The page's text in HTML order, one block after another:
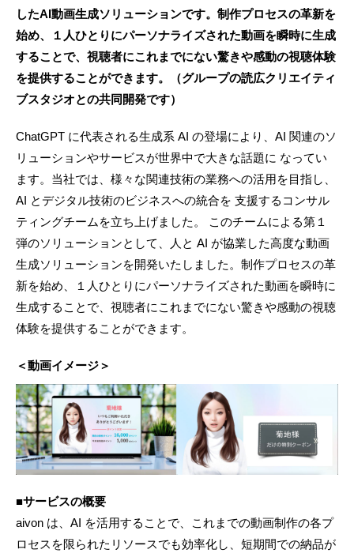
したAI動画生成ソリューションです。制作プロセスの革新を
始め、１人ひとりにパーソナライズされた動画を瞬時に生成
することで、視聴者にこれまでにない驚きや感動の視聴体験
を提供することができます。（グループの読広クリエイティ
ブスタジオとの共同開発です）
ChatGPT に代表される生成系 AI の登場により、AI 関連のソ
リューションやサービスが世界中で大きな話題に なってい
ます。当社では、様々な関連技術の業務への活用を目指し、
AI とデジタル技術のビジネスへの統合を 支援するコンサル
ティングチームを立ち上げました。 このチームによる第１
弾のソリューションとして、人と AI が協業した高度な動画
生成ソリューションを開発いたしました。制作プロセスの革
新を始め、１人ひとりにパーソナライズされた動画を瞬時に
生成することで、視聴者にこれまでにない驚きや感動の視聴
体験を提供することができます。
＜動画イメージ＞
■サービスの概要
aivon は、AI を活用することで、これまでの動画制作の各プ
ロセスを限られたリソースでも効率化し、短期間での納品が